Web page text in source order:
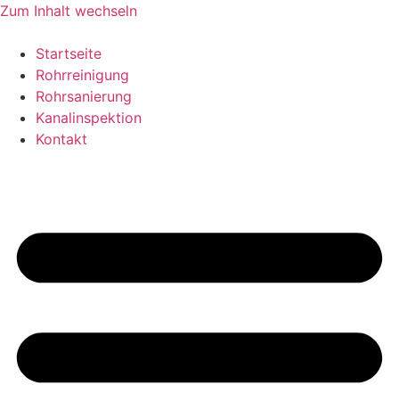
Zum Inhalt wechseln
Startseite
Rohrreinigung
Rohrsanierung
Kanalinspektion
Kontakt